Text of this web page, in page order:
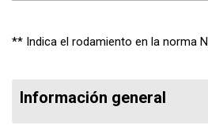
** Indica el rodamiento en la norma
Información general